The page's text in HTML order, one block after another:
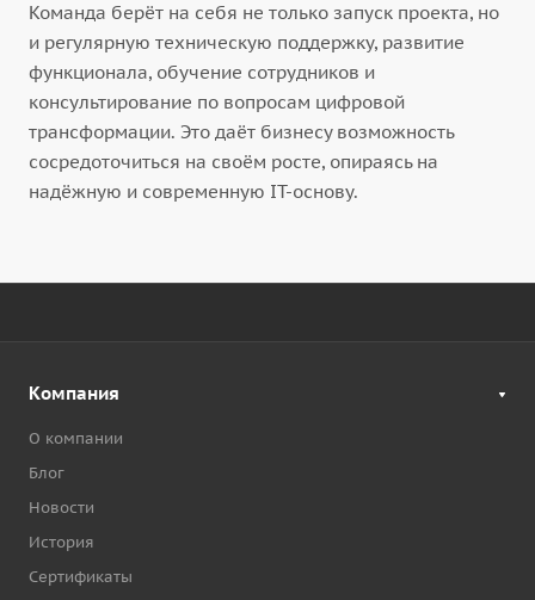
Команда берёт на себя не только запуск проекта, но
и регулярную техническую поддержку, развитие
функционала, обучение сотрудников и
консультирование по вопросам цифровой
трансформации. Это даёт бизнесу возможность
сосредоточиться на своём росте, опираясь на
надёжную и современную IT-основу.
Компания
О компании
Блог
Новости
История
Сертификаты